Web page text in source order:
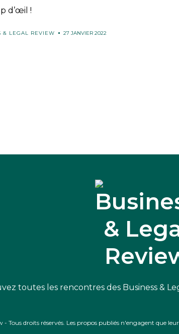
d’œil !
& LEGAL REVIEW 27 JANVIER 2022
toutes les rencontres des Business &
- Tous droits réservés. Les propos publiés n'engagent que